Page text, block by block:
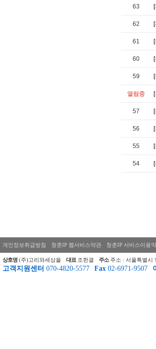
63
62
61
60
59
열람중
57
56
55
54
개인정보취급방침 청춘IP 웹서비스약관 청춘IP 서비스이용
상호명 (주)고리와세상을 대표 조한결 주소 주소 : 서울특별시
고객지원센터 070-4820-5577 Fax 02-6971-9507